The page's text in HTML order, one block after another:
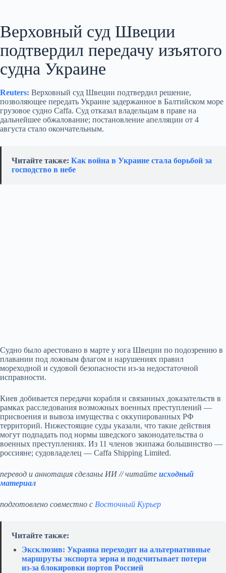
Верховный суд Швеции
подтвердил передачу изъятого
судна Украине
Reuters: Верховный суд Швеции подтвердил решение,
позволяющее передать Украине задержанное в Балтийском море
грузовое судно Caffa. Суд отказал владельцам в праве на
дальнейшее обжалование; постановление апелляции от 4
августа стало окончательным.
Читайте также: Как война в Украине стала борьбой за
господство в небе
Судно было арестовано в марте у юга Швеции по подозрению в
плавании под ложным флагом и нарушениях правил
мореходной и судовой безопасности из‑за недостаточной
исправности.
Киев добивается передачи корабля и связанных доказательств в
рамках расследования возможных военных преступлений —
присвоения и вывоза имущества с оккупированных РФ
территорий. Нижестоящие суды указали, что такие действия
могут подпадать под нормы шведского законодательства о
военных преступлениях. Из 11 членов экипажа большинство —
россияне; судовладелец — Caffa Shipping Limited.
перевод и аннотация сделаны ИИ // читайте исходный
материал
подготовлено совместно с Восточный Курьер
Читайте также:
Эксклюзив: Украина переходит на альтернативные
маршруты экспорта зерна и подсчитывает потери
из‑за блокировки портов Россией